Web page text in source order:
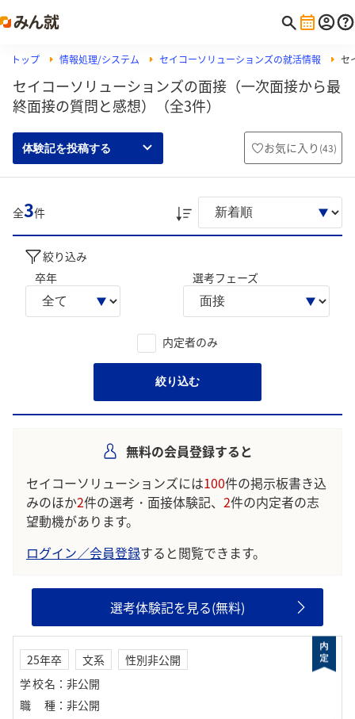
トップ 情報処理/システム セイコーソリューションズの就活情報 セ
セイコーソリューションズの面接（一次面接から最
終面接の質問と感想）（全3件）
体験記を投稿する お気に入り (43)
全3件
絞り込み
卒年
選考フェーズ
内定者のみ
絞り込む
無料の会員登録すると
セイコーソリューションズには100件の掲示板書き込
みのほか2件の選考・面接体験記、 2件の内定者の志
望動機があります。
ログイン／会員登録すると閲覧できます。
選考体験記を見る(無料)
25年卒 文系
性別非公開
学校名 ： 非公開
職種 ： 非公開